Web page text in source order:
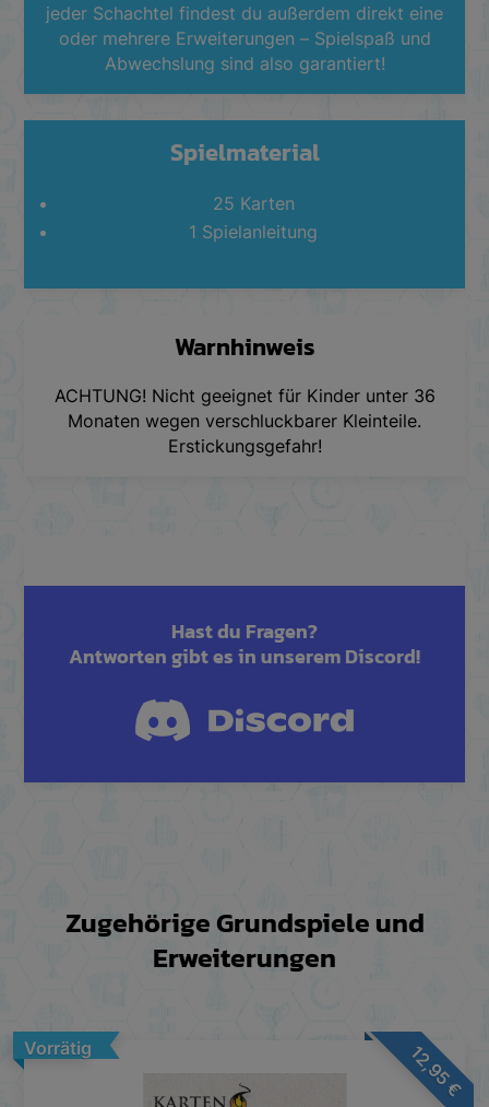
jeder Schachtel findest du außerdem direkt eine
oder mehrere Erweiterungen – Spielspaß und
Abwechslung sind also garantiert!
Spielmaterial
25 Karten
1 Spielanleitung
Warnhinweis
ACHTUNG! Nicht geeignet für Kinder unter 36
Monaten wegen verschluckbarer Kleinteile.
Erstickungsgefahr!
Hast du Fragen?
Antworten gibt es in unserem Discord!
Zugehörige Grundspiele und
Erweiterungen
12,95
€
Vorrätig